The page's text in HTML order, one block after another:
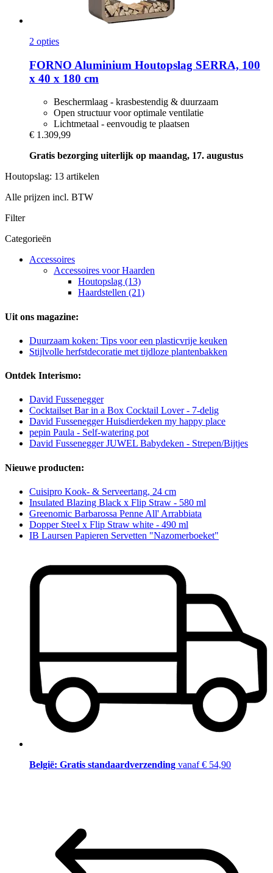
2 opties
FORNO Aluminium Houtopslag SERRA, 100
x 40 x 180 cm
Beschermlaag - krasbestendig & duurzaam
Open structuur voor optimale ventilatie
Lichtmetaal - eenvoudig te plaatsen
€ 1.309,99
Gratis bezorging uiterlijk op maandag, 17. augustus
Houtopslag: 13 artikelen
Alle prijzen incl. BTW
Filter
Categorieën
Accessoires
Accessoires voor Haarden
Houtopslag (13)
Haardstellen (21)
Uit ons magazine:
Duurzaam koken: Tips voor een plasticvrije keuken
Stijlvolle herfstdecoratie met tijdloze plantenbakken
Ontdek Interismo:
David Fussenegger
Cocktailset Bar in a Box Cocktail Lover - 7-delig
David Fussenegger Huisdierdeken my happy place
pepin Paula - Self-watering pot
David Fussenegger JUWEL Babydeken - Strepen/Bijtjes
Nieuwe producten:
Cuisipro Kook- & Serveertang, 24 cm
Insulated Blazing Black x Flip Straw - 580 ml
Greenomic Barbarossa Penne All' Arrabbiata
Dopper Steel x Flip Straw white - 490 ml
IB Laursen Papieren Servetten "Nazomerboeket"
België: Gratis standaardverzending vanaf € 54,90